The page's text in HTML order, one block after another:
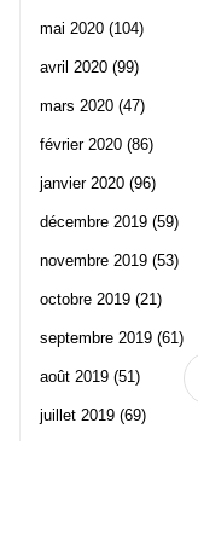
mai 2020 (104)
avril 2020 (99)
mars 2020 (47)
février 2020 (86)
janvier 2020 (96)
décembre 2019 (59)
novembre 2019 (53)
octobre 2019 (21)
septembre 2019 (61)
août 2019 (51)
juillet 2019 (69)